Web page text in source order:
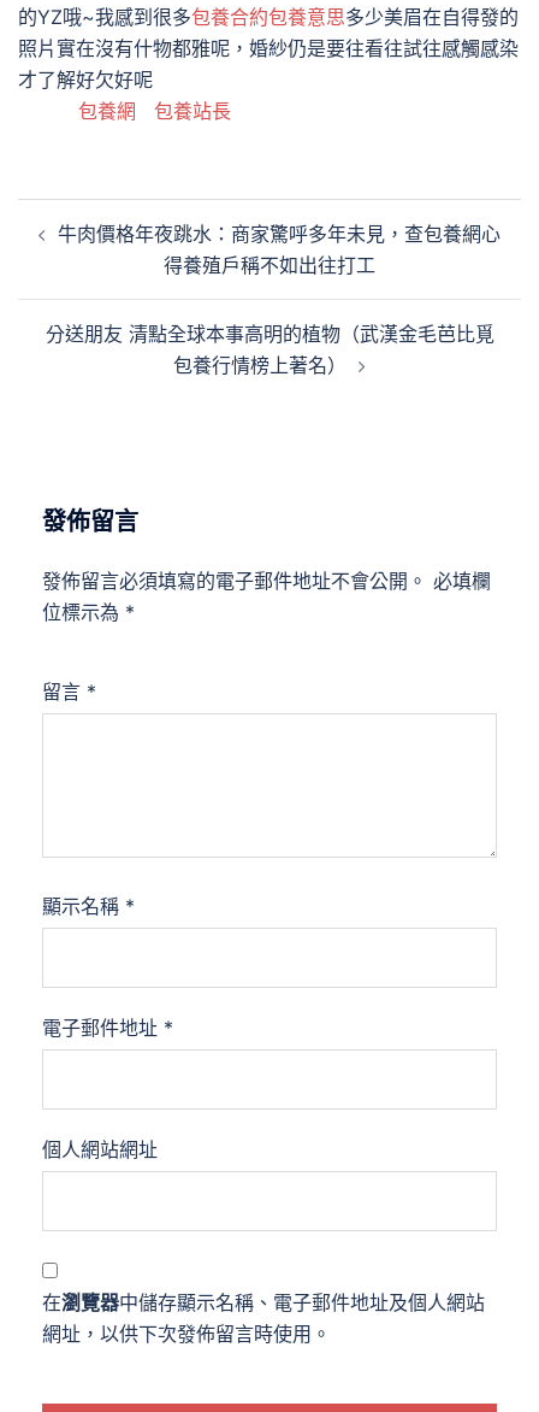
的YZ哦~我感到很多包養合約包養意思多少美眉在自得發的
照片實在沒有什物都雅呢，婚紗仍是要往看往試往感觸感染
才了解好欠好呢
包養網
包養站長
章 牛肉價格年夜跳水：商家驚呼多年未見，查包養網心
得養殖戶稱不如出往打工
分送朋友 清點全球本事高明的植物（武漢金毛芭比覓
包養行情榜上著名）
發佈留言
發佈留言必須填寫的電子郵件地址不會公開。 必填欄
位標示為 *
留言 *
顯示名稱 *
電子郵件地址 *
個人網站網址
在瀏覽器中儲存顯示名稱、電子郵件地址及個人網站
網址，以供下次發佈留言時使用。